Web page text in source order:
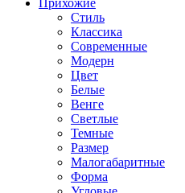
Прихожие
Стиль
Классика
Современные
Модерн
Цвет
Белые
Венге
Светлые
Темные
Размер
Малогабаритные
Форма